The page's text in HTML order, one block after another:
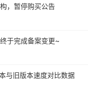
，暂停购买公告
于完成备案变更~
与旧版本速度对比数据